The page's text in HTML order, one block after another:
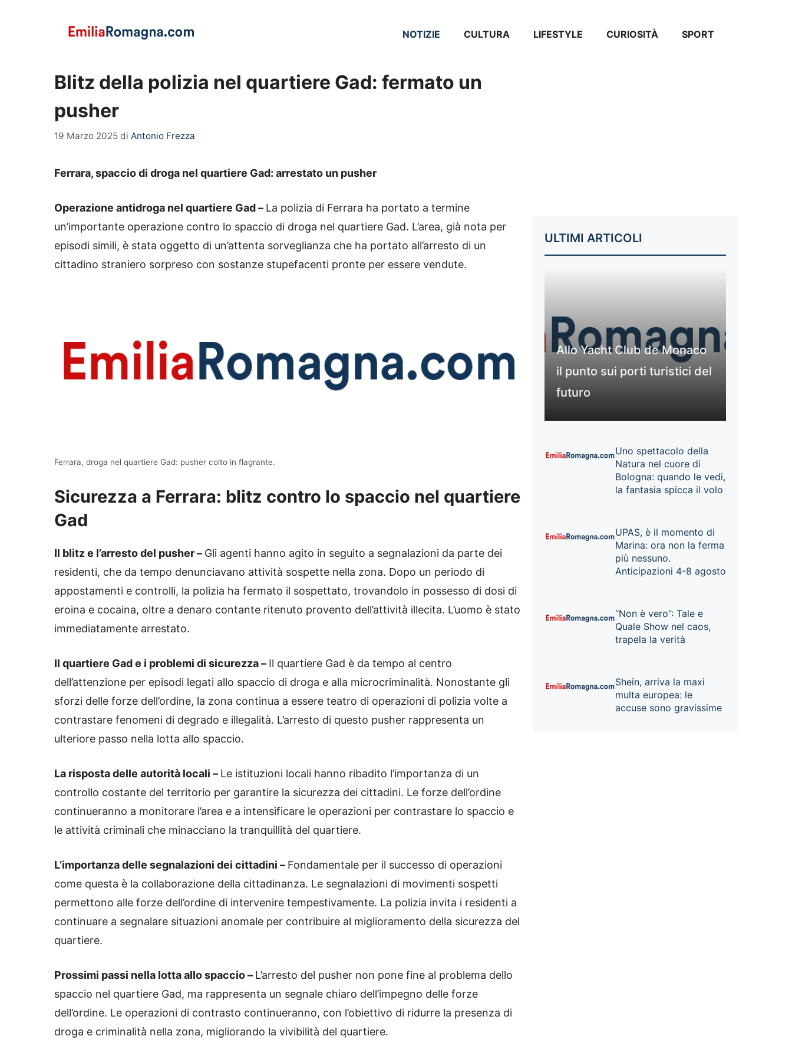
NOTIZIE CULTURA LIFESTYLE CURIOSITÀ SPORT
Blitz della polizia nel quartiere Gad: fermato un
pusher
19 Marzo 2025 di Antonio Frezza
Ferrara, spaccio di droga nel quartiere Gad: arrestato un pusher
Operazione antidroga nel quartiere Gad – La polizia di Ferrara ha portato a termine
un’importante operazione contro lo spaccio di droga nel quartiere Gad. L’area, già nota per
episodi simili, è stata oggetto di un’attenta sorveglianza che ha portato all’arresto di un
cittadino straniero sorpreso con sostanze stupefacenti pronte per essere vendute.
Ferrara, droga nel quartiere Gad: pusher colto in flagrante.
Sicurezza a Ferrara: blitz contro lo spaccio nel quartiere
Gad
Il blitz e l’arresto del pusher – Gli agenti hanno agito in seguito a segnalazioni da parte dei
residenti, che da tempo denunciavano attività sospette nella zona. Dopo un periodo di
appostamenti e controlli, la polizia ha fermato il sospettato, trovandolo in possesso di dosi di
eroina e cocaina, oltre a denaro contante ritenuto provento dell’attività illecita. L’uomo è stato
immediatamente arrestato.
Il quartiere Gad e i problemi di sicurezza – Il quartiere Gad è da tempo al centro
dell’attenzione per episodi legati allo spaccio di droga e alla microcriminalità. Nonostante gli
sforzi delle forze dell’ordine, la zona continua a essere teatro di operazioni di polizia volte a
contrastare fenomeni di degrado e illegalità. L’arresto di questo pusher rappresenta un
ulteriore passo nella lotta allo spaccio.
La risposta delle autorità locali – Le istituzioni locali hanno ribadito l’importanza di un
controllo costante del territorio per garantire la sicurezza dei cittadini. Le forze dell’ordine
continueranno a monitorare l’area e a intensificare le operazioni per contrastare lo spaccio e
le attività criminali che minacciano la tranquillità del quartiere.
L’importanza delle segnalazioni dei cittadini – Fondamentale per il successo di operazioni
come questa è la collaborazione della cittadinanza. Le segnalazioni di movimenti sospetti
permettono alle forze dell’ordine di intervenire tempestivamente. La polizia invita i residenti a
continuare a segnalare situazioni anomale per contribuire al miglioramento della sicurezza del
quartiere.
Prossimi passi nella lotta allo spaccio – L’arresto del pusher non pone fine al problema dello
spaccio nel quartiere Gad, ma rappresenta un segnale chiaro dell’impegno delle forze
dell’ordine. Le operazioni di contrasto continueranno, con l’obiettivo di ridurre la presenza di
droga e criminalità nella zona, migliorando la vivibilità del quartiere.
ULTIMI ARTICOLI
Allo Yacht Club de Monaco
il punto sui porti turistici del
futuro
Uno spettacolo della
Natura nel cuore di
Bologna: quando le vedi,
la fantasia spicca il volo
UPAS, è il momento di
Marina: ora non la ferma
più nessuno.
Anticipazioni 4-8 agosto
“Non è vero”: Tale e
Quale Show nel caos,
trapela la verità
Shein, arriva la maxi
multa europea: le
accuse sono gravissime